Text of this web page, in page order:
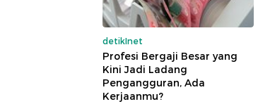
detikInet
Profesi Bergaji Besar yang
Kini Jadi Ladang
Pengangguran, Ada
Kerjaanmu?